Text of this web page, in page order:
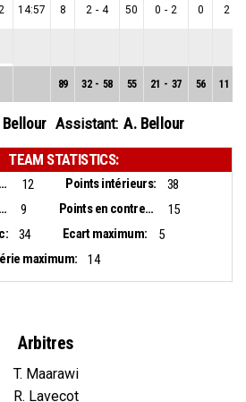
14:57 8 2 - 4 50 0 - 2 0 2
89 32 - 58 55 21 - 37 56 11
Bellour Assistant: A. Bellour
TEAM STATISTICS:
Points après balles perdues: 12 Points intérieurs:
38
chance:
9 Points en contre-attaque:
15
34 Ecart maximum:
5
maximum:
14
Arbitres
T. Maarawi
R. Lavecot